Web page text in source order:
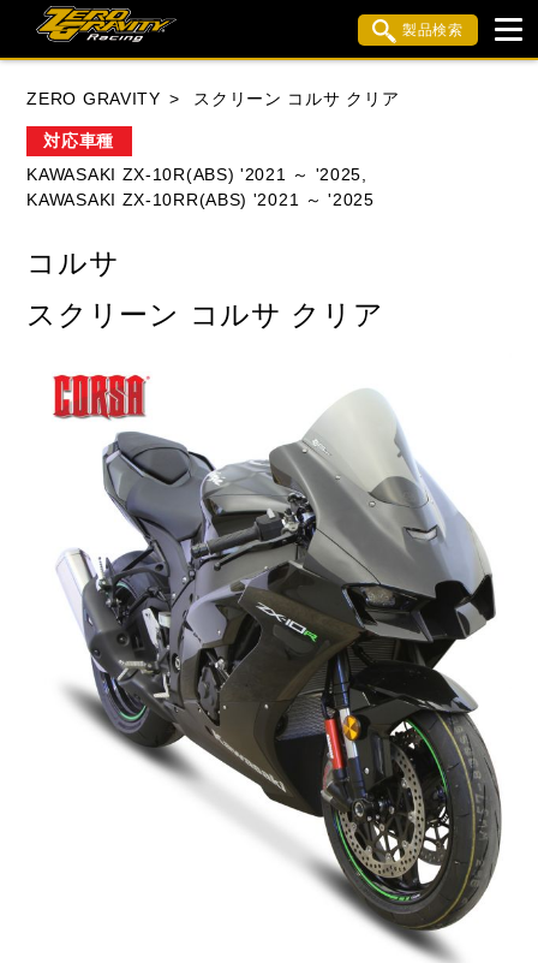
製品検索
YAMAHA
KAWASAKI
DUCATI MV AGUSTA TRIUMPH
ZERO GRAVITY スクリーン コルサ クリア
対応車種
KAWASAKI ZX-10R(ABS) '2021 ～ '2025,
KAWASAKI ZX-10RR(ABS) '2021 ～ '2025
コルサ
スクリーン コルサ クリア